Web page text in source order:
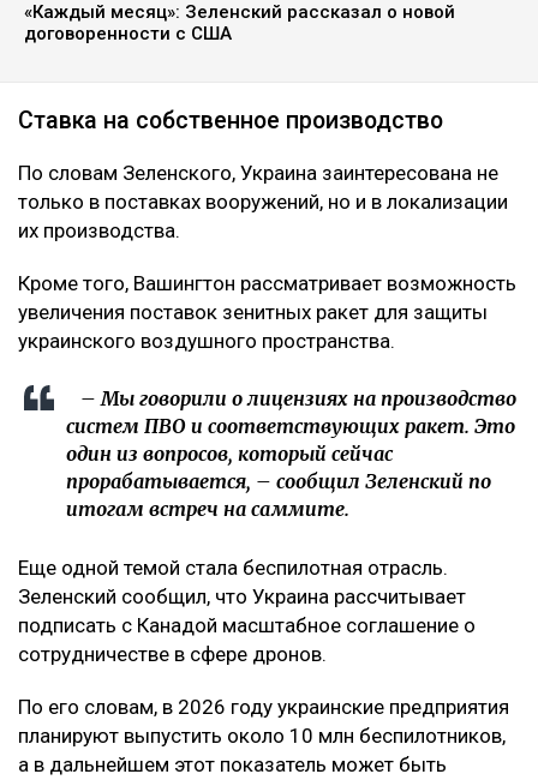
«Каждый месяц»: Зеленский рассказал о новой
договоренности с США
Ставка на собственное производство
По словам Зеленского, Украина заинтересована не
только в поставках вооружений, но и в локализации
их производства.
Кроме того, Вашингтон рассматривает возможность
увеличения поставок зенитных ракет для защиты
украинского воздушного пространства.
– Мы говорили о лицензиях на производство
систем ПВО и соответствующих ракет. Это
один из вопросов, который сейчас
прорабатывается, – сообщил Зеленский по
итогам встреч на саммите.
Еще одной темой стала беспилотная отрасль.
Зеленский сообщил, что Украина рассчитывает
подписать с Канадой масштабное соглашение о
сотрудничестве в сфере дронов.
По его словам, в 2026 году украинские предприятия
планируют выпустить около 10 млн беспилотников,
а в дальнейшем этот показатель может быть